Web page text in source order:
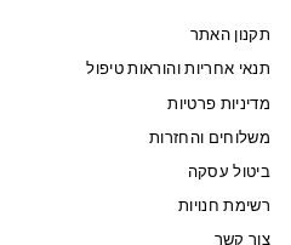
תקנון האתר
תנאי אחריות והוראות טיפול
מדיניות פרטיות
משלוחים והחזרות
ביטול עסקה
רשימת חנויות
צור קשר